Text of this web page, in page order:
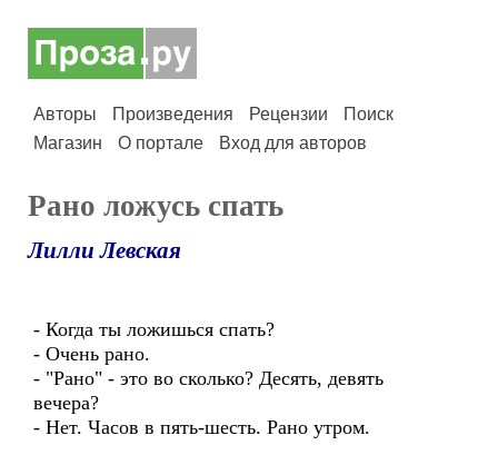
Авторы Произведения Рецензии
Поиск
Магазин
О портале Вход для авторов
Рано ложусь спать
Лилли Левская
- Когда ты ложишься спать?
- Очень рано.
- "Рано" - это во сколько? Десять, девять
вечера?
- Нет. Часов в пять-шесть. Рано утром.